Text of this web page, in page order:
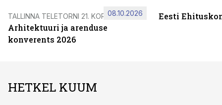
TALLINNA TELETORNI 21. KORRUSEL
Arhitektuuri ja arenduse
konverents 2026
08.10.2026 Eesti
HETKEL KUUM